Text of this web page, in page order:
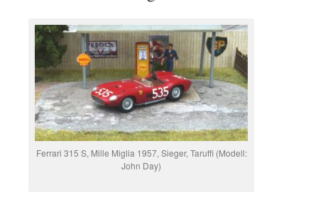
Ferrari 315 S, Mille Miglia 1957, Sieger, Taruffi (Modell:
John Day)